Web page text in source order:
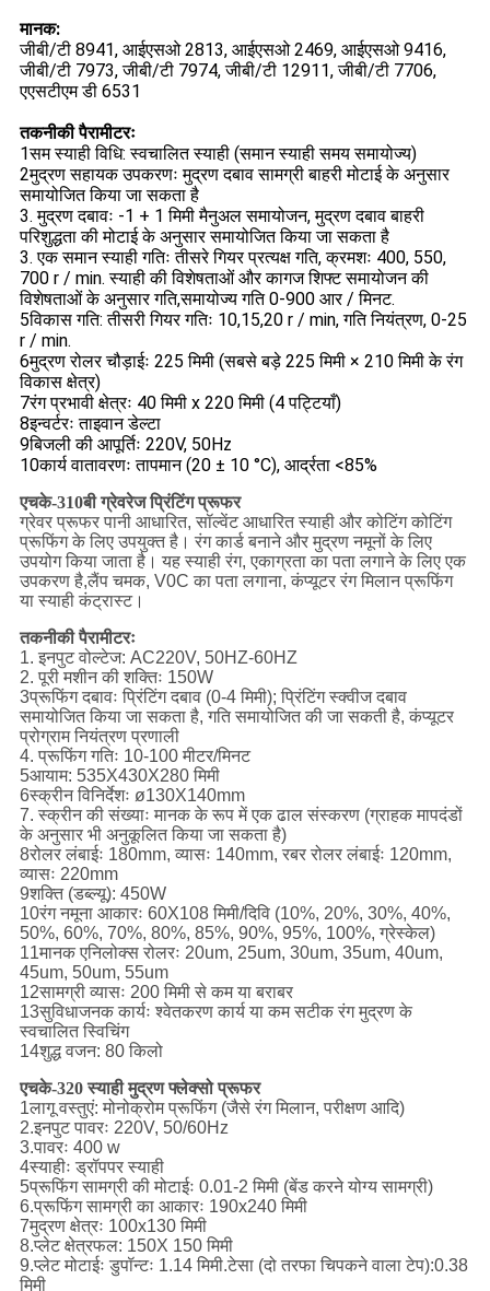
मानक:
जीबी/टी 8941, आईएसओ 2813, आईएसओ 2469, आईएसओ 9416,
जीबी/टी 7973, जीबी/टी 7974, जीबी/टी 12911, जीबी/टी 7706,
एएसटीएम डी 6531
तकनीकी पैरामीटरः
1सम स्याही विधि: स्वचालित स्याही (समान स्याही समय समायोज्य)
2मुद्रण सहायक उपकरणः मुद्रण दबाव सामग्री बाहरी मोटाई के अनुसार
समायोजित किया जा सकता है
3. मुद्रण दबावः -1 + 1 मिमी मैनुअल समायोजन, मुद्रण दबाव बाहरी
परिशुद्धता की मोटाई के अनुसार समायोजित किया जा सकता है
3. एक समान स्याही गतिः तीसरे गियर प्रत्यक्ष गति, क्रमशः 400, 550,
700 r / min. स्याही की विशेषताओं और कागज शिफ्ट समायोजन की
विशेषताओं के अनुसार गति,समायोज्य गति 0-900 आर / मिनट.
5विकास गति: तीसरी गियर गतिः 10,15,20 r / min, गति नियंत्रण, 0-25
r / min.
6मुद्रण रोलर चौड़ाईः 225 मिमी (सबसे बड़े 225 मिमी × 210 मिमी के रंग
विकास क्षेत्र)
7रंग प्रभावी क्षेत्रः 40 मिमी x 220 मिमी (4 पट्टियाँ)
8इन्वर्टरः ताइवान डेल्टा
9बिजली की आपूर्तिः 220V, 50Hz
10कार्य वातावरणः तापमान (20 ± 10 °C), आर्द्रता <85%
एचके-310बी ग्रेवरेज प्रिंटिंग प्रूफर
ग्रेवर प्रूफर पानी आधारित, सॉल्वेंट आधारित स्याही और कोटिंग कोटिंग
प्रूफिंग के लिए उपयुक्त है। रंग कार्ड बनाने और मुद्रण नमूनों के लिए
उपयोग किया जाता है। यह स्याही रंग, एकाग्रता का पता लगाने के लिए एक
उपकरण है,लैंप चमक, V0C का पता लगाना, कंप्यूटर रंग मिलान प्रूफिंग
या स्याही कंट्रास्ट।
तकनीकी पैरामीटरः
1. इनपुट वोल्टेज: AC220V, 50HZ-60HZ
2. पूरी मशीन की शक्तिः 150W
3प्रूफिंग दबावः प्रिंटिंग दबाव (0-4 मिमी); प्रिंटिंग स्क्वीज दबाव
समायोजित किया जा सकता है, गति समायोजित की जा सकती है, कंप्यूटर
प्रोग्राम नियंत्रण प्रणाली
4. प्रूफिंग गतिः 10-100 मीटर/मिनट
5आयाम: 535X430X280 मिमी
6स्क्रीन विनिर्देशः ø130X140mm
7. स्क्रीन की संख्याः मानक के रूप में एक ढाल संस्करण (ग्राहक मापदंडों
के अनुसार भी अनुकूलित किया जा सकता है)
8रोलर लंबाईः 180mm, व्यासः 140mm, रबर रोलर लंबाईः 120mm,
व्यासः 220mm
9शक्ति (डब्ल्यू): 450W
10रंग नमूना आकारः 60X108 मिमी/दिवि (10%, 20%, 30%, 40%,
50%, 60%, 70%, 80%, 85%, 90%, 95%, 100%, ग्रेस्केल)
11मानक एनिलोक्स रोलरः 20um, 25um, 30um, 35um, 40um,
45um, 50um, 55um
12सामग्री व्यासः 200 मिमी से कम या बराबर
13सुविधाजनक कार्यः श्वेतकरण कार्य या कम सटीक रंग मुद्रण के
स्वचालित स्विचिंग
14शुद्ध वजन: 80 किलो
एचके-320 स्याही मुद्रण फ्लेक्सो प्रूफर
1लागू वस्तुएं: मोनोक्रोम प्रूफिंग (जैसे रंग मिलान, परीक्षण आदि)
2.इनपुट पावरः 220V, 50/60Hz
3.पावरः 400 w
4स्याहीः ड्रॉपपर स्याही
5प्रूफिंग सामग्री की मोटाईः 0.01-2 मिमी (बेंड करने योग्य सामग्री)
6.प्रूफिंग सामग्री का आकारः 190x240 मिमी
7मुद्रण क्षेत्रः 100x130 मिमी
8.प्लेट क्षेत्रफल: 150X 150 मिमी
9.प्लेट मोटाईः डुपॉन्टः 1.14 मिमी.टेसा (दो तरफा चिपकने वाला टेप):0.38
मिमी